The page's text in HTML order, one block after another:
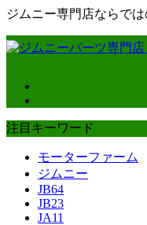
ジムニー専門店ならで
注目キーワード
モーターファーム
ジムニー
JB64
JB23
JA11